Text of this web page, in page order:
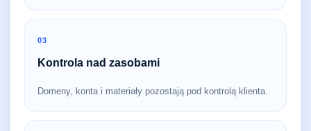
03
Kontrola nad zasobami
Domeny, konta i materiały pozostają pod kontrolą klienta.